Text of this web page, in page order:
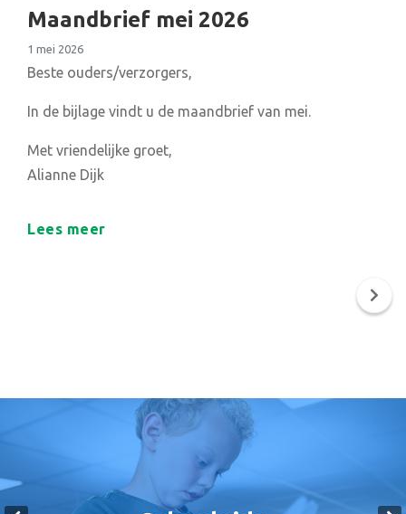
Maandbrief mei 2026
1 mei 2026
Beste ouders/verzorgers,
In de bijlage vindt u de maandbrief van mei.
Met vriendelijke groet,
Alianne Dijk
Lees meer